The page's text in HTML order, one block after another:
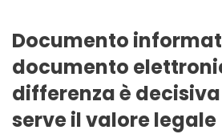
Documento
documento
differenza è
serve il valore legale